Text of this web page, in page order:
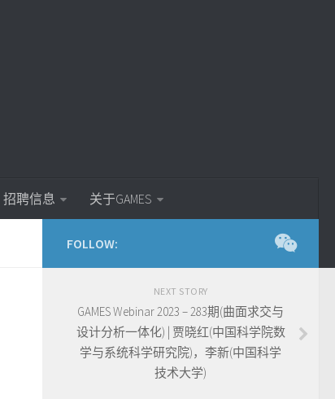
招聘信息 关于GAMES
FOLLOW:
NEXT STORY
GAMES Webinar 2023 – 283期(曲面求交与
设计分析一体化) | 贾晓红(中国科学院数
学与系统科学研究院)，李新(中国科学
技术大学)